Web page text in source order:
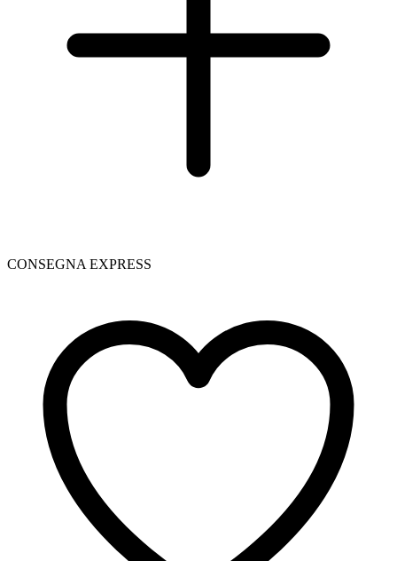
CONSEGNA EXPRESS